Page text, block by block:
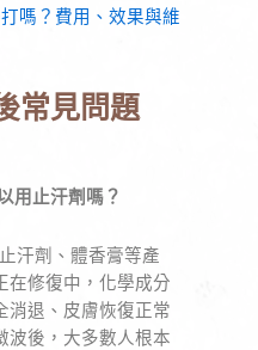
嗎？費用、效果與維
常見問題
用止汗劑嗎？
汗劑、體香膏等產
在修復中，化學成分
消退、皮膚恢復正常
波後，大多數人根本